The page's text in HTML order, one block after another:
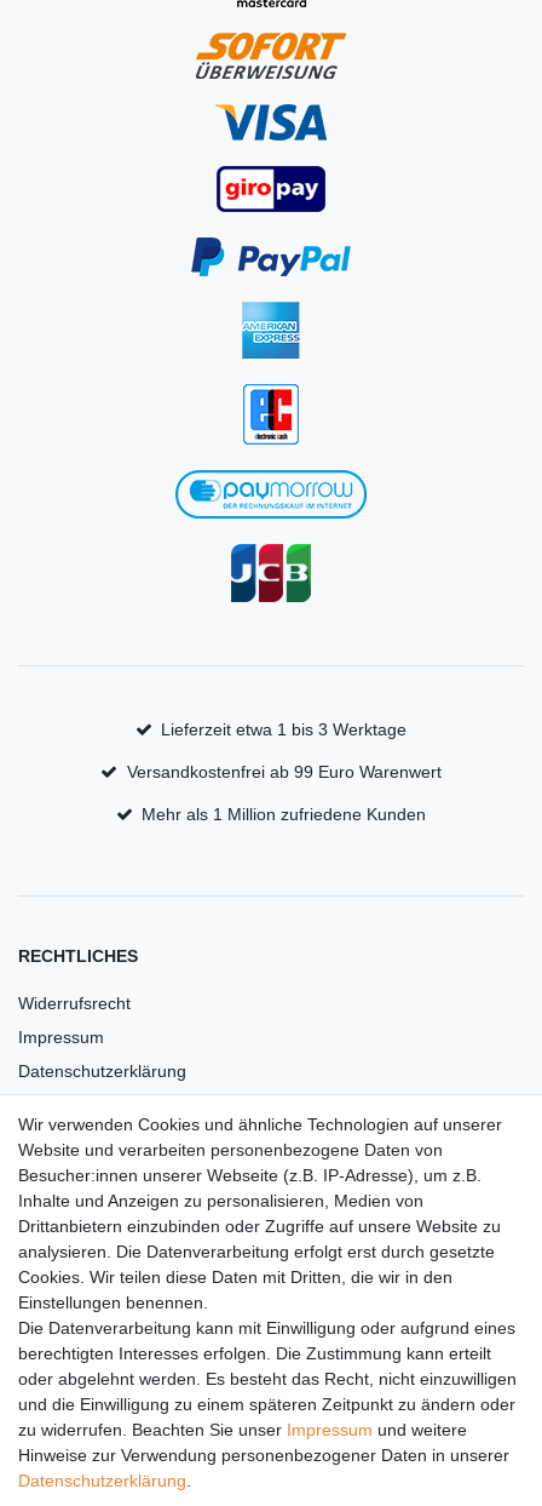
Lieferzeit etwa 1 bis 3 Werktage
Versandkostenfrei ab 99 Euro Warenwert
Mehr als 1 Million zufriedene Kunden
RECHTLICHES
Widerrufsrecht
Impressum
Datenschutzerklärung
Versandkosten
Barrierefreiheit
Anleitungen
Vertrag widerrufen
PARTNER
DHL
GLS
PaketPLUS
SPONSORING
Wir verwenden Cookies und ähnliche Technologien auf unserer
Website und verarbeiten personenbezogene Daten von
Besucher:innen unserer Webseite (z.B. IP-Adresse), um z.B.
Inhalte und Anzeigen zu personalisieren, Medien von
Drittanbietern einzubinden oder Zugriffe auf unsere Website zu
analysieren. Die Datenverarbeitung erfolgt erst durch gesetzte
Cookies. Wir teilen diese Daten mit Dritten, die wir in den
Einstellungen benennen.
Die Datenverarbeitung kann mit Einwilligung oder aufgrund eines
berechtigten Interesses erfolgen. Die Zustimmung kann erteilt
oder abgelehnt werden. Es besteht das Recht, nicht einzuwilligen
und die Einwilligung zu einem späteren Zeitpunkt zu ändern oder
zu widerrufen. Beachten Sie unser Impressum und weitere
Hinweise zur Verwendung personenbezogener Daten in unserer
Daten­schutz­erklärung